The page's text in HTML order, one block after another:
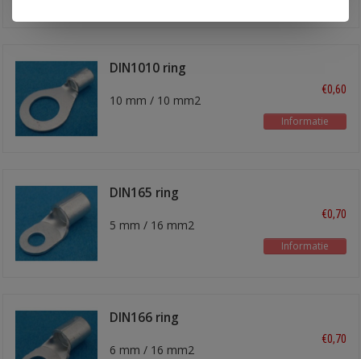
DIN1010 ring
10 mm / 10 mm2
€0,60
Informatie
DIN165 ring
5 mm / 16 mm2
€0,70
Informatie
DIN166 ring
kabelschoen
6 mm / 16 mm2
€0,70